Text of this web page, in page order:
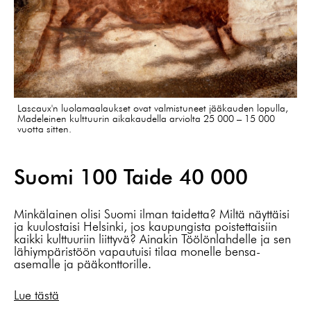
Lascaux'n luolamaalaukset ovat valmistuneet jääkauden lopulla,
Madeleinen kulttuurin aikakaudella arviolta 25 000 – 15 000
vuotta sitten.
Suomi 100 Taide 40 000
Minkälainen olisi Suomi ilman taidetta? Miltä näyttäisi
ja kuulostaisi Helsinki, jos kaupungista poistettaisiin
kaikki kulttuuriin liittyvä? Ainakin Töölönlahdelle ja sen
lähiympäristöön vapautuisi tilaa monelle bensa-
asemalle ja pääkonttorille.
Lue tästä